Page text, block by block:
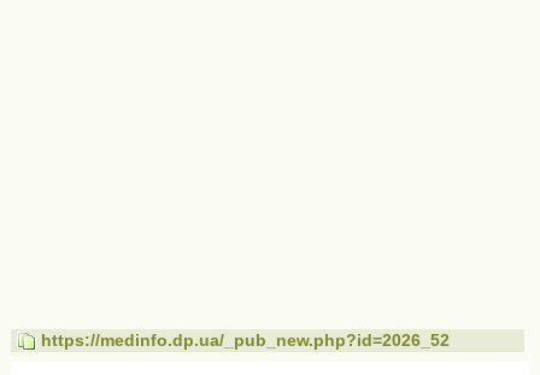
https://medinfo.dp.ua/_pub_new.php?id=2026_52